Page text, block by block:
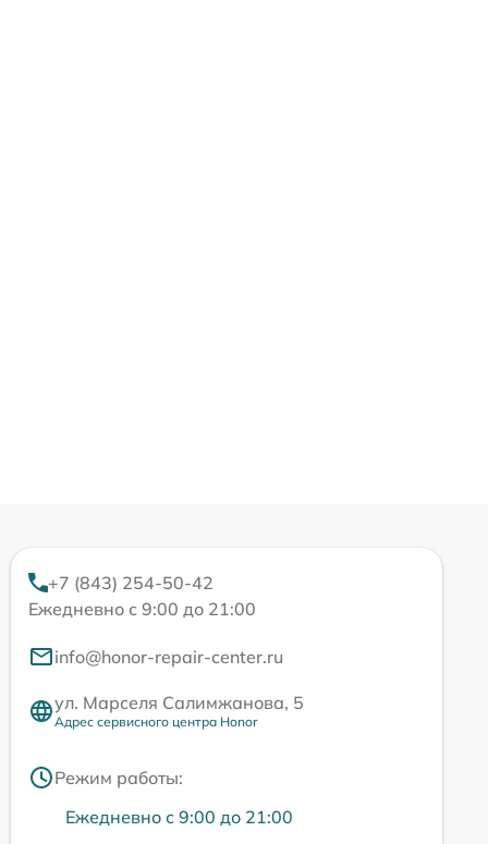
+7 (843) 254-50-42
Ежедневно с 9:00 до 21:00
info@honor-repair-center.ru
ул. Марселя Салимжанова, 5
Адрес сервисного центра Honor
Режим работы:
Ежедневно с 9:00 до 21:00